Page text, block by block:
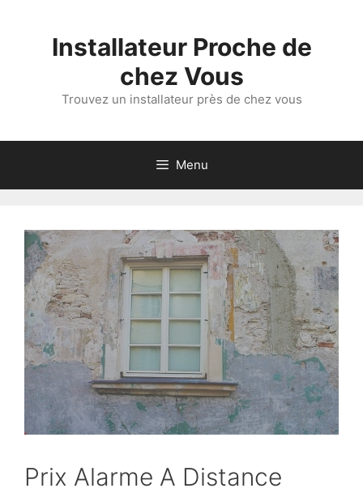
Installateur Proche de
chez Vous
Trouvez un installateur près de chez vous
Menu
Prix Alarme A Distance